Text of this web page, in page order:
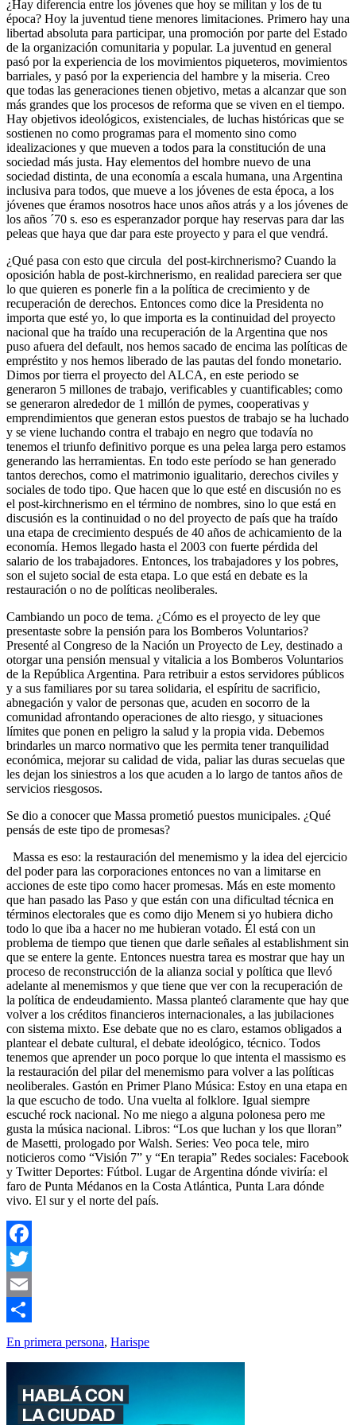
¿Hay diferencia entre los jóvenes que hoy se militan y los de tu
época? Hoy la juventud tiene menores limitaciones. Primero hay una
libertad absoluta para participar, una promoción por parte del Estado
de la organización comunitaria y popular. La juventud en general
pasó por la experiencia de los movimientos piqueteros, movimientos
barriales, y pasó por la experiencia del hambre y la miseria. Creo
que todas las generaciones tienen objetivo, metas a alcanzar que son
más grandes que los procesos de reforma que se viven en el tiempo.
Hay objetivos ideológicos, existenciales, de luchas históricas que se
sostienen no como programas para el momento sino como
idealizaciones y que mueven a todos para la constitución de una
sociedad más justa. Hay elementos del hombre nuevo de una
sociedad distinta, de una economía a escala humana, una Argentina
inclusiva para todos, que mueve a los jóvenes de esta época, a los
jóvenes que éramos nosotros hace unos años atrás y a los jóvenes de
los años ´70 s. eso es esperanzador porque hay reservas para dar las
peleas que haya que dar para este proyecto y para el que vendrá.
¿Qué pasa con esto que circula del post-kirchnerismo? Cuando la
oposición habla de post-kirchnerismo, en realidad pareciera ser que
lo que quieren es ponerle fin a la política de crecimiento y de
recuperación de derechos. Entonces como dice la Presidenta no
importa que esté yo, lo que importa es la continuidad del proyecto
nacional que ha traído una recuperación de la Argentina que nos
puso afuera del default, nos hemos sacado de encima las políticas de
empréstito y nos hemos liberado de las pautas del fondo monetario.
Dimos por tierra el proyecto del ALCA, en este periodo se
generaron 5 millones de trabajo, verificables y cuantificables; como
se generaron alrededor de 1 millón de pymes, cooperativas y
emprendimientos que generan estos puestos de trabajo se ha luchado
y se viene luchando contra el trabajo en negro que todavía no
tenemos el triunfo definitivo porque es una pelea larga pero estamos
generando las herramientas. En todo este período se han generado
tantos derechos, como el matrimonio igualitario, derechos civiles y
sociales de todo tipo. Que hacen que lo que esté en discusión no es
el post-kirchnerismo en el término de nombres, sino lo que está en
discusión es la continuidad o no del proyecto de país que ha traído
una etapa de crecimiento después de 40 años de achicamiento de la
economía. Hemos llegado hasta el 2003 con fuerte pérdida del
salario de los trabajadores. Entonces, los trabajadores y los pobres,
son el sujeto social de esta etapa. Lo que está en debate es la
restauración o no de políticas neoliberales.
Cambiando un poco de tema. ¿Cómo es el proyecto de ley que
presentaste sobre la pensión para los Bomberos Voluntarios?
Presenté al Congreso de la Nación un Proyecto de Ley, destinado a
otorgar una pensión mensual y vitalicia a los Bomberos Voluntarios
de la República Argentina. Para retribuir a estos servidores públicos
y a sus familiares por su tarea solidaria, el espíritu de sacrificio,
abnegación y valor de personas que, acuden en socorro de la
comunidad afrontando operaciones de alto riesgo, y situaciones
límites que ponen en peligro la salud y la propia vida. Debemos
brindarles un marco normativo que les permita tener tranquilidad
económica, mejorar su calidad de vida, paliar las duras secuelas que
les dejan los siniestros a los que acuden a lo largo de tantos años de
servicios riesgosos.
Se dio a conocer que Massa prometió puestos municipales. ¿Qué
pensás de este tipo de promesas?
Massa es eso: la restauración del menemismo y la idea del ejercicio
del poder para las corporaciones entonces no van a limitarse en
acciones de este tipo como hacer promesas. Más en este momento
que han pasado las Paso y que están con una dificultad técnica en
términos electorales que es como dijo Menem si yo hubiera dicho
todo lo que iba a hacer no me hubieran votado. Él está con un
problema de tiempo que tienen que darle señales al establishment sin
que se entere la gente. Entonces nuestra tarea es mostrar que hay un
proceso de reconstrucción de la alianza social y política que llevó
adelante al menemismos y que tiene que ver con la recuperación de
la política de endeudamiento. Massa planteó claramente que hay que
volver a los créditos financieros internacionales, a las jubilaciones
con sistema mixto. Ese debate que no es claro, estamos obligados a
plantear el debate cultural, el debate ideológico, técnico. Todos
tenemos que aprender un poco porque lo que intenta el massismo es
la restauración del pilar del menemismo para volver a las políticas
neoliberales. Gastón en Primer Plano Música: Estoy en una etapa en
la que escucho de todo. Una vuelta al folklore. Igual siempre
escuché rock nacional. No me niego a alguna polonesa pero me
gusta la música nacional. Libros: “Los que luchan y los que lloran”
de Masetti, prologado por Walsh. Series: Veo poca tele, miro
noticieros como “Visión 7” y “En terapia” Redes sociales: Facebook
y Twitter Deportes: Fútbol. Lugar de Argentina dónde viviría: el
faro de Punta Médanos en la Costa Atlántica, Punta Lara dónde
vivo. El sur y el norte del país.
Facebook
Twitter
Email
Compartir
En primera persona, Harispe